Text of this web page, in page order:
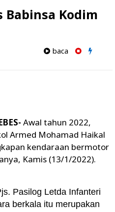
Babinsa Kodim
baca
Awal tahun 2022,
Armed Mohamad Haikal
kendaraan bermotor
Kamis (13/1/2022).
Pasilog Letda Infanteri
berkala itu merupakan